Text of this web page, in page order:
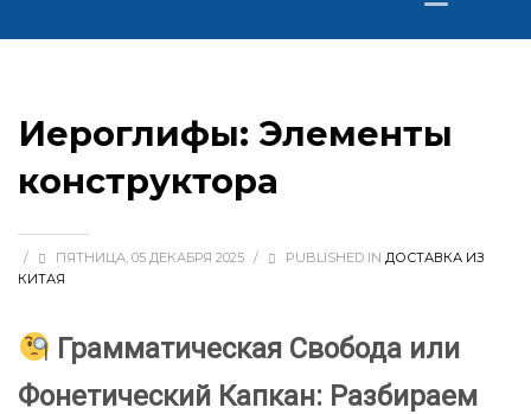
Иероглифы: Элементы
конструктора
/ ПЯТНИЦА, 05 ДЕКАБРЯ 2025 / PUBLISHED IN ДОСТАВКА ИЗ
КИТАЯ
Грамматическая Свобода или
Фонетический Капкан: Разбираем